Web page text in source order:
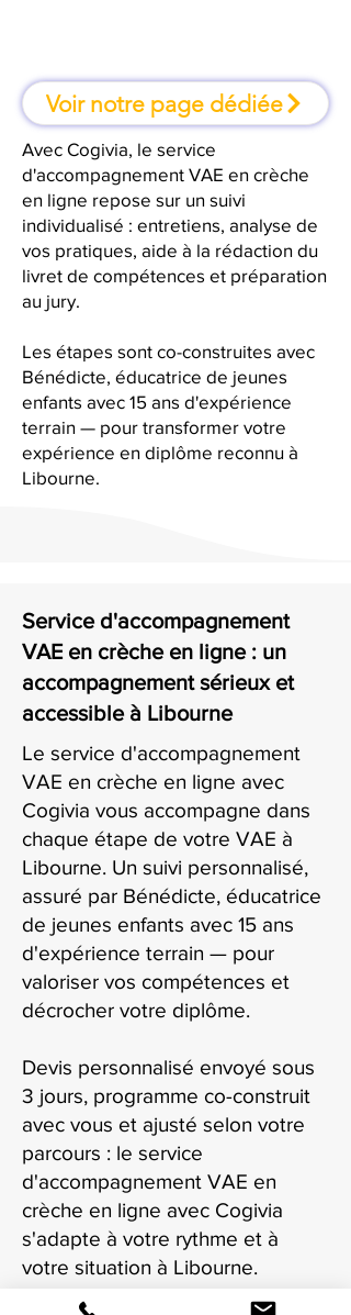
Voir notre page dédiée
Avec Cogivia, le service
d'accompagnement VAE en crèche
en ligne repose sur un suivi
individualisé : entretiens, analyse de
vos pratiques, aide à la rédaction du
livret de compétences et préparation
au jury.
Les étapes sont co-construites avec
Bénédicte, éducatrice de jeunes
enfants avec 15 ans d'expérience
terrain — pour transformer votre
expérience en diplôme reconnu à
Libourne.
Service d'accompagnement
VAE en crèche en ligne : un
accompagnement sérieux et
accessible à Libourne
Le service d'accompagnement
VAE en crèche en ligne avec
Cogivia vous accompagne dans
chaque étape de votre VAE à
Libourne. Un suivi personnalisé,
assuré par Bénédicte, éducatrice
de jeunes enfants avec 15 ans
d'expérience terrain — pour
valoriser vos compétences et
décrocher votre diplôme.
Devis personnalisé envoyé sous
3 jours, programme co-construit
avec vous et ajusté selon votre
parcours : le service
d'accompagnement VAE en
crèche en ligne avec Cogivia
s'adapte à votre rythme et à
votre situation à Libourne.